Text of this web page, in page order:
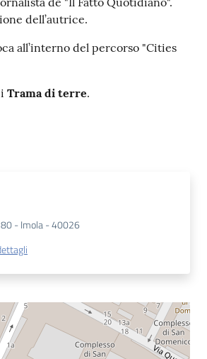
dell’autrice.
all’interno del percorso "Cities
Trama di terre.
- Imola - 40026